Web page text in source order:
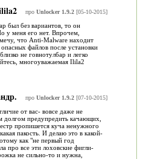
про Unlocker 1.9.2[05-10-2015]
был без вариантов, то он
у меня его нет. Впрочем,
что Anti-Malware находит
файлов после установки
не говнотулбар и легко
многоуважаемая Ilila2
про Unlocker 1.9.2[07-10-2015]
от вас- вовсе даже не
долгом предупредить качающих,
пропишется куча ненужного
пакость. И делаю это в какой-
как "не первый год
про все эти лоховские фигли-
не сильно-то и нужна,